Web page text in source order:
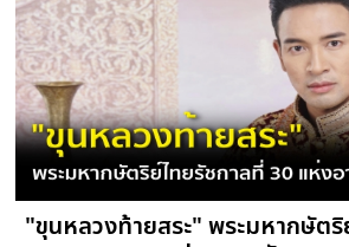
"ขุนหลวงท้ายสระ" พระมหากษัต